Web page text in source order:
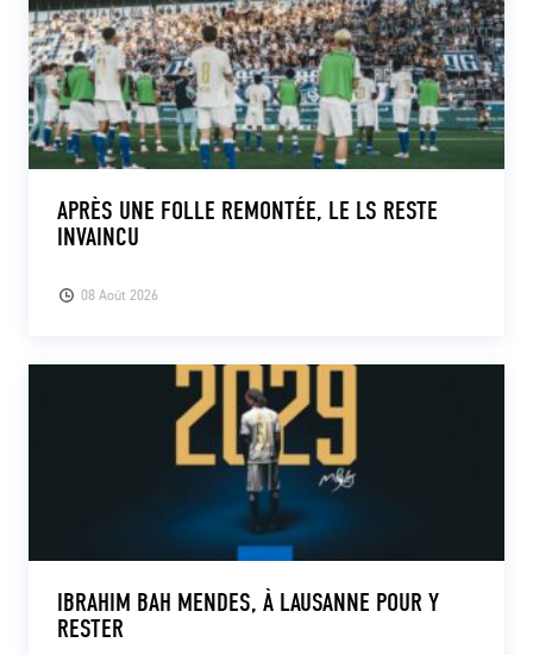
08 Août 2026
APRÈS UNE FOLLE REMONTÉE, LE LS RESTE
INVAINCU
IBRAHIM BAH MENDES, À LAUSANNE POUR Y
RESTER